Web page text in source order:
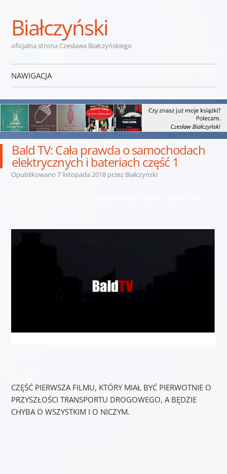
Białczyński
oficjalna strona Czesława Białczyńskiego
NAWIGACJA
Bald TV: Cała prawda o samochodach
elektrycznych i bateriach część 1
Opublikowano 7 listopada 2018przez Białczyński
CZĘŚĆ PIERWSZA FILMU, KTÓRY MIAŁ BYĆ PIERWOTNIE O
PRZYSZŁOŚCI TRANSPORTU DROGOWEGO, A BĘDZIE
CHYBA O WSZYSTKIM I O NICZYM.